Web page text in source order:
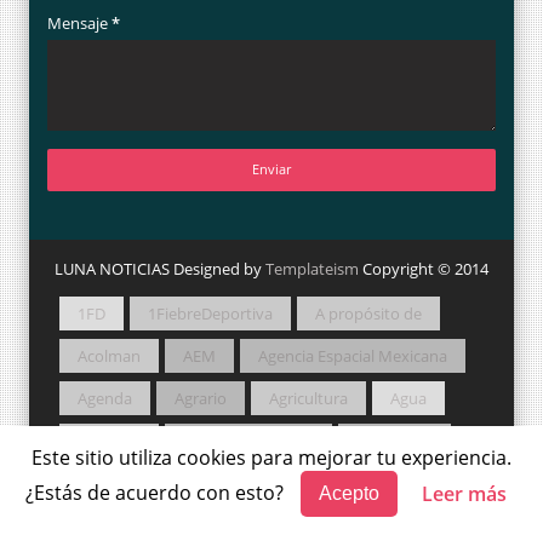
Este sitio utiliza cookies para mejorar tu experiencia.
¿Estás de acuerdo con esto?
Acepto Leer más
Mensaje*
LUNA NOTICIAS Designed byTemplateism Copyright © 2014
1FD 1FiebreDeportiva
A propósito de
Acolman
AEM
Agencia Espacial Mexicana
Agenda
Agrario Agricultura
Agua
Apertura 2021
Arqueología
Así Sucede